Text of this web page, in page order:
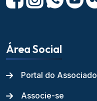
Área Social
Portal do Associado
Associe-se